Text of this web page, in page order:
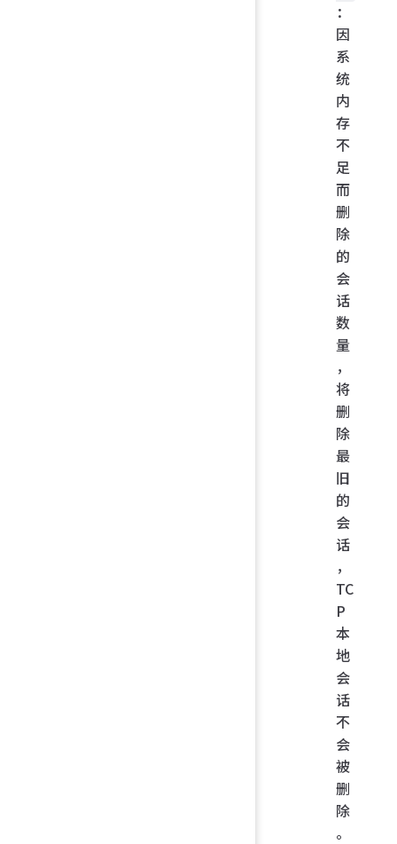
：
因
系
统
内
存
不
足
而
删
除
的
会
话
数
量
，
将
删
除
最
旧
的
会
话
，
TC
P
本
地
会
话
不
会
被
删
除
。